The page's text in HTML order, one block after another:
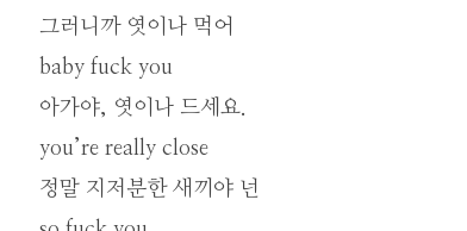
그러니까 엿이나 먹어
baby fuck you
아가야, 엿이나 드세요.
you’re really close
정말 지저분한 새끼야 넌